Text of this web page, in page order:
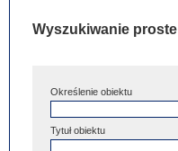
Wyszukiwanie proste
Określenie obiektu
Tytuł obiektu